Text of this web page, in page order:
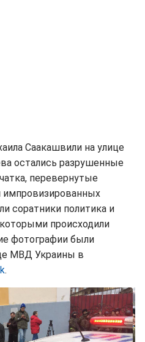
Саакашвили на улице
остались разрушенные
перевернутые
импровизированных
соратники политика и
происходили
фотографии были
МВД Украины в
.